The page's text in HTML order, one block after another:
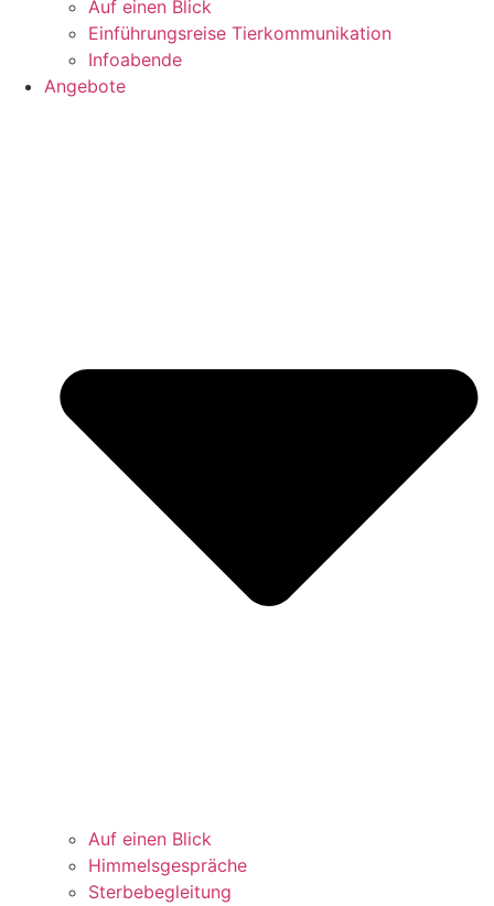
Auf einen Blick
Einführungsreise Tierkommunikation
Infoabende
Angebote
Auf einen Blick
Himmelsgespräche
Sterbebegleitung